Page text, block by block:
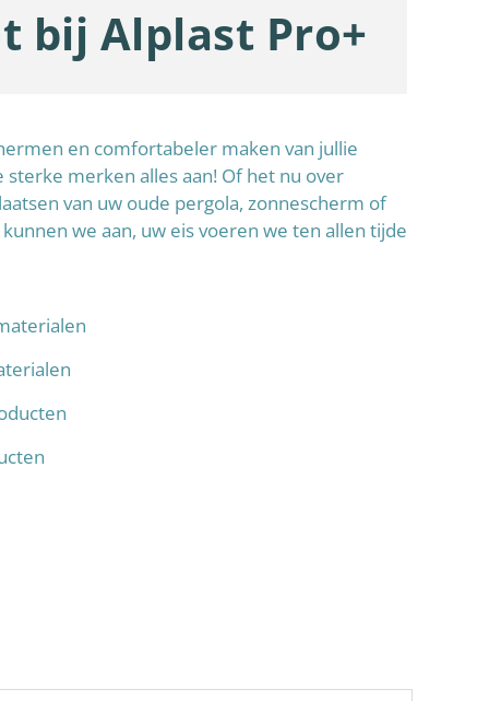
bij Alplast Pro+
en comfortabeler maken van jullie
merken alles aan! Of het nu over
van uw oude pergola, zonnescherm of
we aan, uw eis voeren we ten allen tijde